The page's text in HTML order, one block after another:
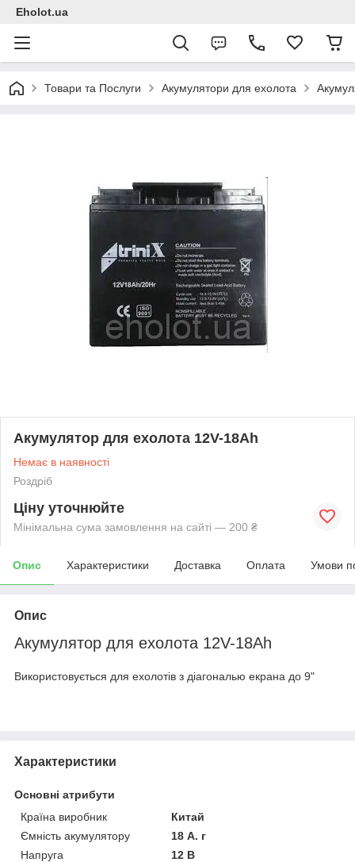
Eholot.ua
Товари та Послуги Акумулятори для ехолота
Акумулятор для ехолота 12V-18Ah
Немає в наявності
Роздріб
Ціну уточнюйте
Мінімальна сума замовлення на сайті — 200 ₴
Опис Характеристики Доставка Оплата Умови
Опис
Акумулятор для ехолота 12V-18Ah
Використовується для ехолотів з діагональю екрана до 9"
Характеристики
Основні атрибути
Країна виробник
Китай
Ємність акумулятору
18 А. г
Напруга
12 В